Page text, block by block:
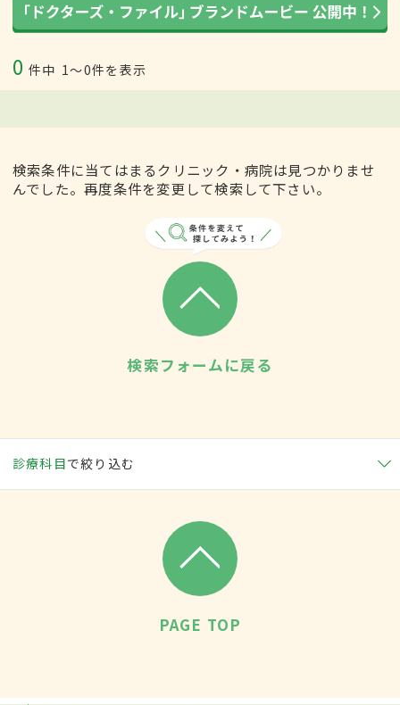
0 件中 1〜0件を表示
検索条件に当てはまるクリニック・病院は見つかりませ
んでした。再度条件を変更して検索して下さい。
検索フォームに戻る
診療科目で絞り込む
PAGE TOP